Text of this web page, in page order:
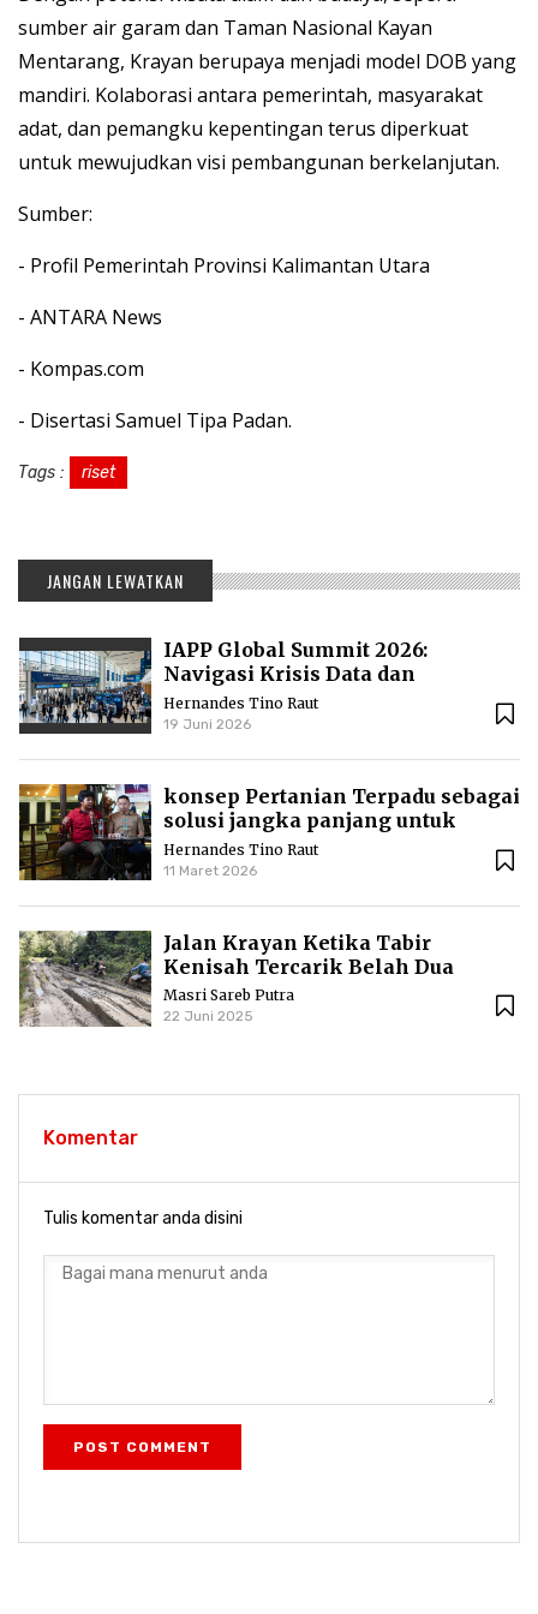
sumber air garam dan Taman Nasional Kayan
Mentarang, Krayan berupaya menjadi model DOB yang
mandiri. Kolaborasi antara pemerintah, masyarakat
adat, dan pemangku kepentingan terus diperkuat
untuk mewujudkan visi pembangunan berkelanjutan.
Sumber:
- Profil Pemerintah Provinsi Kalimantan Utara
- ANTARA News
- Kompas.com
- Disertasi Samuel Tipa Padan.
Tags : riset
JANGAN LEWATKAN
IAPP Global Summit 2026:
Navigasi Krisis Data dan
Standarisasi AI Global
Hernandes Tino Raut
19 Juni 2026
konsep Pertanian Terpadu sebagai
solusi jangka panjang untuk
menjaga kesuburan lahan dan
kesejahteraan ekonomi
Hernandes Tino Raut
11 Maret 2026
Jalan Krayan Ketika Tabir
Kenisah Tercarik Belah Dua
Masri Sareb Putra
22 Juni 2025
Komentar
Tulis komentar anda disini
POST COMMENT